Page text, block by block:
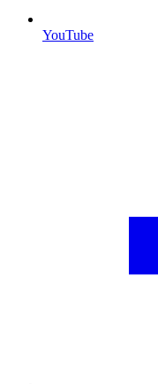
YouTube